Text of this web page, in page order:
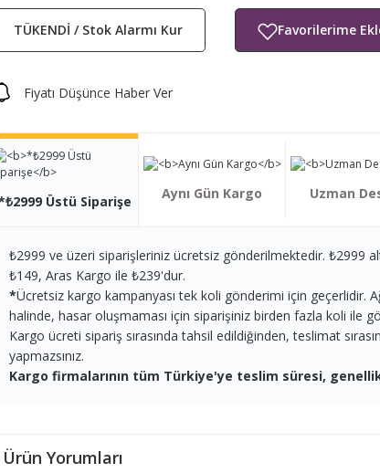
TÜKENDİ / Stok Alarmı Kur
Fiyatı Düşünce Haber Ver
Üstü Siparişe Aynı Gün Kargo Uzman
₺2999 ve üzeri siparişleriniz ücretsiz gönderilmektedir. ₺2999
₺149, Aras Kargo ile ₺239'dur.
*Ücretsiz kargo kampanyası tek koli gönderimi için geçerlidir.
halinde, hasar oluşmaması için siparişiniz birden fazla koli ile
Kargo ücreti sipariş sırasında tahsil edildiğinden, teslimat
yapmazsınız.
Kargo firmalarının tüm Türkiye'ye teslim süresi,
Ürün Yorumları